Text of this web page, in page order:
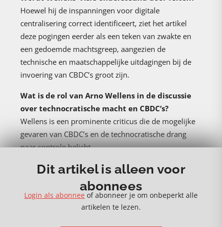
Hoewel hij de inspanningen voor digitale
centralisering correct identificeert, ziet het artikel
deze pogingen eerder als een teken van zwakte en
een gedoemde machtsgreep, aangezien de
technische en maatschappelijke uitdagingen bij de
invoering van CBDC’s groot zijn.
Wat is de rol van Arno Wellens in de discussie
over technocratische macht en CBDC’s?
Wellens is een prominente criticus die de mogelijke
gevaren van CBDC’s en de technocratische drang
naar controle belicht.
Is de digitale machtsgreep van technocratische
elites onvermijdelijk?
De machtsgreep zal naar alle waarschijnlijkheid
mislukken. CBDC’s lossen geen bestaand probleem
Dit artikel is alleen voor
abonnees
Login als abonnee of abonneer je om onbeperkt alle
artikelen te lezen.